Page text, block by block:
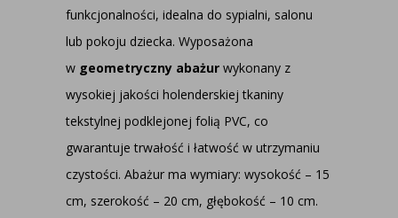
funkcjonalności, idealna do sypialni, salonu
lub pokoju dziecka. Wyposażona
w geometryczny abażur wykonany z
wysokiej jakości holenderskiej tkaniny
tekstylnej podklejonej folią PVC, co
gwarantuje trwałość i łatwość w utrzymaniu
czystości. Abażur ma wymiary: wysokość – 15
cm, szerokość – 20 cm, głębokość – 10 cm.